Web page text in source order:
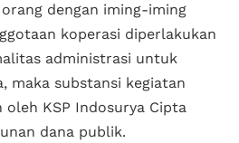
dengan iming-iming
koperasi diperlakukan
administrasi untuk
maka substansi kegiatan
oleh KSP Indosurya Cipta
dana publik.